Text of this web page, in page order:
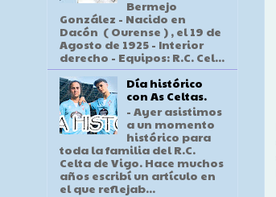
Bermejo
González - Nacido en
Dacón ( Ourense ) , el 19 de
Agosto de 1925 - Interior
derecho - Equipos: R.C. Cel...
Día histórico
con As Celtas.
- Ayer asistimos
a un momento
histórico para
toda la familia del R.C.
Celta de Vigo. Hace muchos
años escribí un artículo en
el que reflejab...